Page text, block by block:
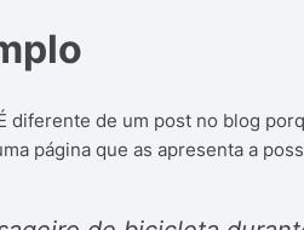
diferente de um post no blog
página que as apresenta a